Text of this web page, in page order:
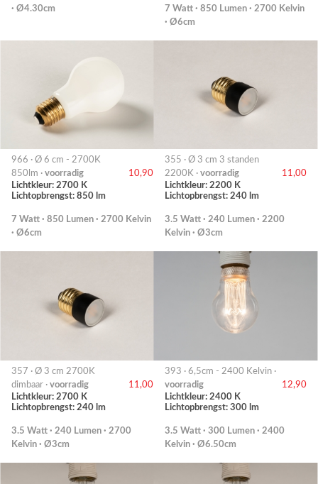
· Ø4.30cm
7 Watt · 850 Lumen · 2700 Kelvin
· Ø6cm
966 · Ø 6 cm - 2700K
850lm · voorradig
10,90
Lichtkleur: 2700 K
Lichtopbrengst: 850 lm
7 Watt · 850 Lumen · 2700 Kelvin
· Ø6cm
355 · Ø 3 cm 3 standen
2200K · voorradig
11,00
Lichtkleur: 2200 K
Lichtopbrengst: 240 lm
3.5 Watt · 240 Lumen · 2200
Kelvin · Ø3cm
357 · Ø 3 cm 2700K
dimbaar · voorradig
11,00
Lichtkleur: 2700 K
Lichtopbrengst: 240 lm
3.5 Watt · 240 Lumen · 2700
Kelvin · Ø3cm
393 · 6,5cm - 2400 Kelvin ·
voorradig
12,90
Lichtkleur: 2400 K
Lichtopbrengst: 300 lm
3.5 Watt · 300 Lumen · 2400
Kelvin · Ø6.50cm